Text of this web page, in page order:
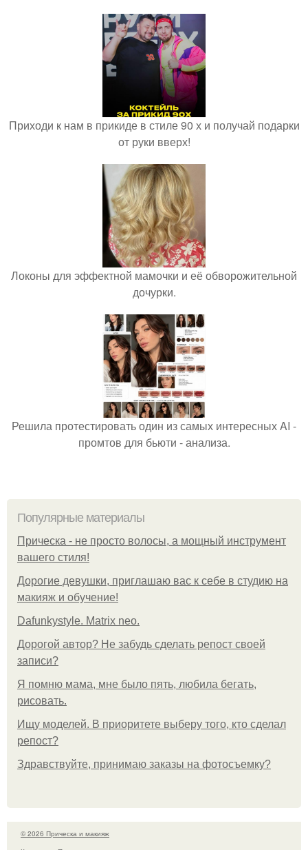
Приходи к нам в прикиде в стиле 90 х и получай подарки
от руки вверх!
Локоны для эффектной мамочки и её обворожительной
дочурки.
Решила протестировать один из самых интересных AI -
промтов для бьюти - анализа.
Популярные материалы
Прическа - не просто волосы, а мощный инструмент
вашего стиля!
Дорогие девушки, приглашаю вас к себе в студию на
макияж и обучение!
Dafunkystyle. Matrix neo.
Дорогой автор? Не забудь сделать репост своей
записи?
Я помню мама, мне было пять, любила бегать,
рисовать.
Ищу моделей. В приоритете выберу того, кто сделал
репост?
Здравствуйте, принимаю заказы на фотосъемку?
© 2026 Прическа и макияж